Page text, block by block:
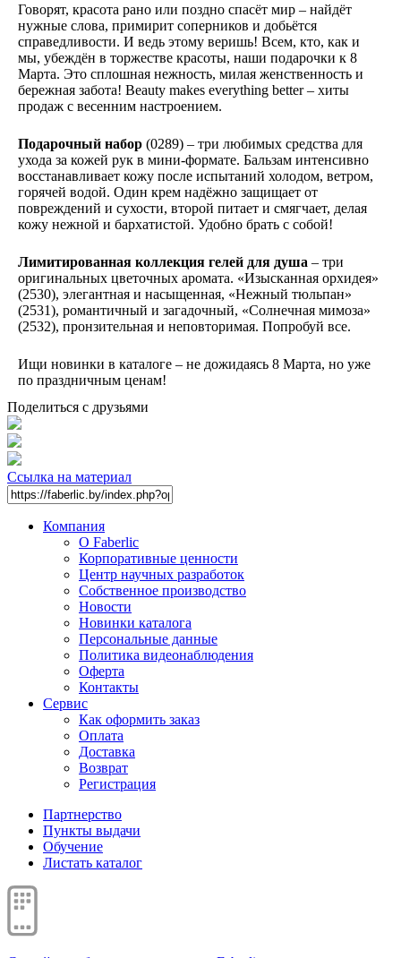
Говорят, красота рано или поздно спасёт мир – найдёт
нужные слова, примирит соперников и добьётся
справедливости. И ведь этому веришь! Всем, кто, как и
мы, убеждён в торжестве красоты, наши подарочки к 8
Марта. Это сплошная нежность, милая женственность и
бережная забота! Beauty makes everything better – хиты
продаж с весенним настроением.
Подарочный набор (0289) – три любимых средства для
ухода за кожей рук в мини-формате. Бальзам интенсивно
восстанавливает кожу после испытаний холодом, ветром,
горячей водой. Один крем надёжно защищает от
повреждений и сухости, второй питает и смягчает, делая
кожу нежной и бархатистой. Удобно брать с собой!
Лимитированная коллекция гелей для душа – три
оригинальных цветочных аромата. «Изысканная орхидея»
(2530), элегантная и насыщенная, «Нежный тюльпан»
(2531), романтичный и загадочный, «Солнечная мимоза»
(2532), пронзительная и неповторимая. Попробуй все.
Ищи новинки в каталоге – не дожидаясь 8 Марта, но уже
по праздничным ценам!
Поделиться с друзьями
Ссылка на материал
Компания
О Faberlic
Корпоративные ценности
Центр научных разработок
Собственное производство
Новости
Новинки каталога
Персональные данные
Политика видеонаблюдения
Оферта
Контакты
Сервис
Как оформить заказ
Оплата
Доставка
Возврат
Регистрация
Партнерство
Пункты выдачи
Обучение
Листать каталог